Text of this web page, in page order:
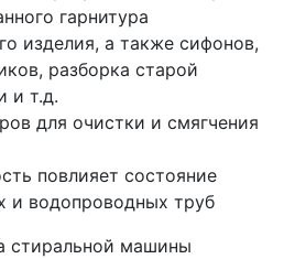
гарнитура
изделия, а также сифонов,
разборка старой
и т.д.
для очистки и смягчения
повлияет состояние
и водопроводных труб
стиральной машины